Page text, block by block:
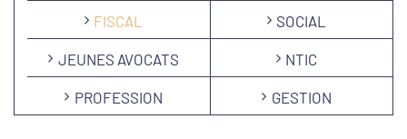
FISCAL SOCIAL
JEUNES AVOCATS NTIC
PROFESSION GESTION